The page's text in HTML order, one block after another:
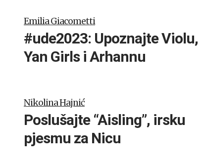
Emilia Giacometti
#ude2023: Upoznajte Violu,
Yan Girls i Arhannu
Nikolina Hajnić
Poslušajte “Aisling”, irsku
pjesmu za Nicu